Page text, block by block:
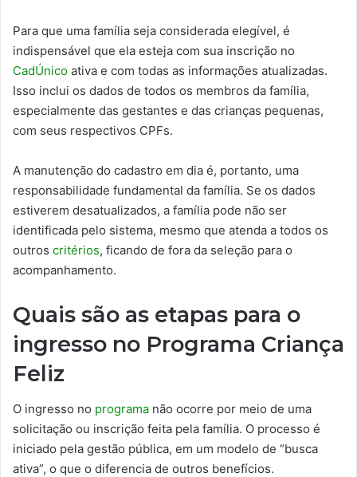
Para que uma família seja considerada elegível, é
indispensável que ela esteja com sua inscrição no
CadÚnico ativa e com todas as informações atualizadas.
Isso inclui os dados de todos os membros da família,
especialmente das gestantes e das crianças pequenas,
com seus respectivos CPFs.
A manutenção do cadastro em dia é, portanto, uma
responsabilidade fundamental da família. Se os dados
estiverem desatualizados, a família pode não ser
identificada pelo sistema, mesmo que atenda a todos os
outros critérios, ficando de fora da seleção para o
acompanhamento.
Quais são as etapas para o
ingresso no Programa Criança
Feliz
O ingresso no programa não ocorre por meio de uma
solicitação ou inscrição feita pela família. O processo é
iniciado pela gestão pública, em um modelo de “busca
ativa”, o que o diferencia de outros benefícios.